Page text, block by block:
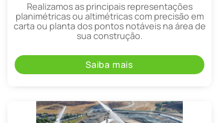
Realizamos as principais representações
planimétricas ou altimétricas com precisão em
carta ou planta dos pontos notáveis na área de
sua construção.
Saiba mais